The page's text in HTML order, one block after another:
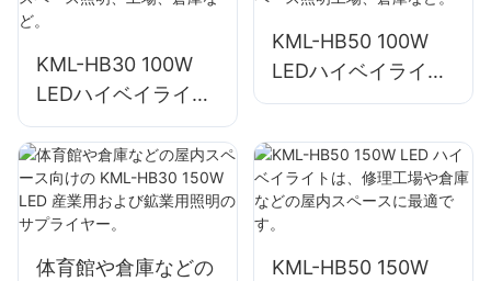
KML-HB30 100W
LEDハイベイライト
サプライヤー、屋内
スペース照明、工
場、倉庫など。
KML-HB50 100W
LEDハイベイライト
サプライヤー屋内ス
庫など。
体育館や倉庫などの
KML-HB50 150W